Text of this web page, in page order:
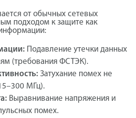
от обычных сетевых
подходом к защите как
Подавление утечки данных
(требования ФСТЭК).
Затухание помех не
МГц).
Выравнивание напряжения и
помех.